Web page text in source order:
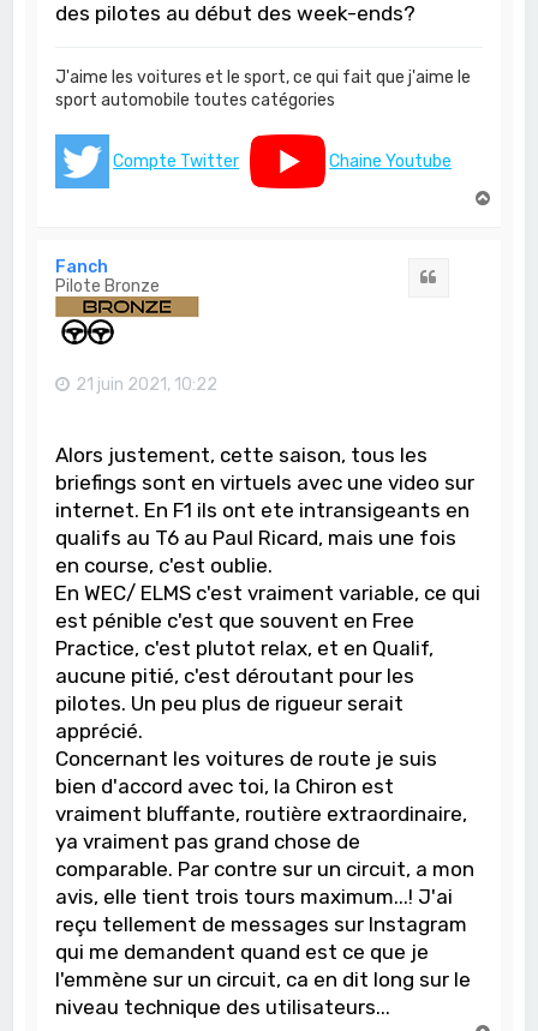
des pilotes au début des week-ends?
J'aime les voitures et le sport, ce qui fait que j'aime le
sport automobile toutes catégories
Compte Twitter
Chaine Youtube
Fanch
Pilote Bronze
21 juin 2021, 10:22
Alors justement, cette saison, tous les
briefings sont en virtuels avec une video sur
internet. En F1 ils ont ete intransigeants en
qualifs au T6 au Paul Ricard, mais une fois
en course, c'est oublie.
En WEC/ ELMS c'est vraiment variable, ce qui
est pénible c'est que souvent en Free
Practice, c'est plutot relax, et en Qualif,
aucune pitié, c'est déroutant pour les
pilotes. Un peu plus de rigueur serait
apprécié.
Concernant les voitures de route je suis
bien d'accord avec toi, la Chiron est
vraiment bluffante, routière extraordinaire,
ya vraiment pas grand chose de
comparable. Par contre sur un circuit, a mon
avis, elle tient trois tours maximum...! J'ai
reçu tellement de messages sur Instagram
qui me demandent quand est ce que je
l'emmène sur un circuit, ca en dit long sur le
niveau technique des utilisateurs...